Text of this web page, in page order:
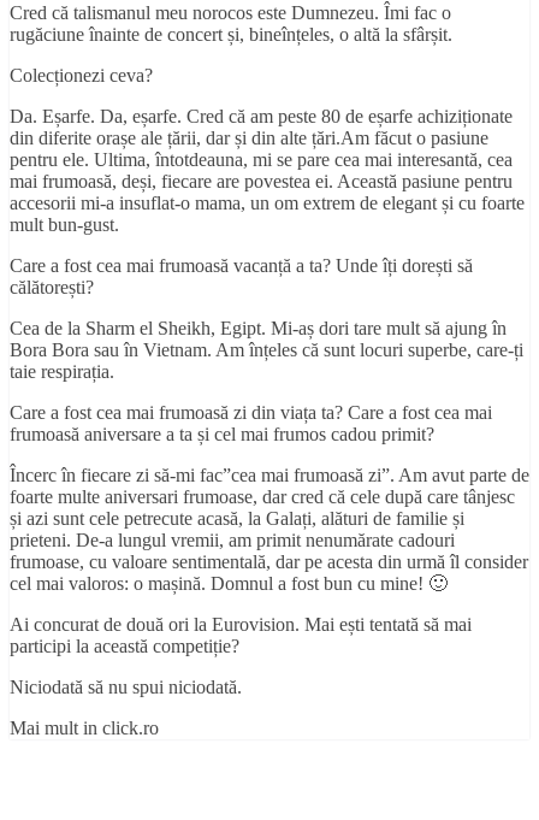
Cred că talismanul meu norocos este Dumnezeu. Îmi fac o
rugăciune înainte de concert și, bineînțeles, o altă la sfârșit.
Colecționezi ceva?
Da. Eșarfe. Da, eșarfe. Cred că am peste 80 de eșarfe achiziționate
din diferite orașe ale țării, dar și din alte țări.Am făcut o pasiune
pentru ele. Ultima, întotdeauna, mi se pare cea mai interesantă, cea
mai frumoasă, deși, fiecare are povestea ei. Această pasiune pentru
accesorii mi-a insuflat-o mama, un om extrem de elegant și cu foarte
mult bun-gust.
Care a fost cea mai frumoasă vacanță a ta? Unde îți dorești să
călătorești?
Cea de la Sharm el Sheikh, Egipt. Mi-aș dori tare mult să ajung în
Bora Bora sau în Vietnam. Am înțeles că sunt locuri superbe, care-ți
taie respirația.
Care a fost cea mai frumoasă zi din viața ta? Care a fost cea mai
frumoasă aniversare a ta și cel mai frumos cadou primit?
Încerc în fiecare zi să-mi fac”cea mai frumoasă zi”. Am avut parte de
foarte multe aniversari frumoase, dar cred că cele după care tânjesc
și azi sunt cele petrecute acasă, la Galați, alături de familie și
prieteni. De-a lungul vremii, am primit nenumărate cadouri
frumoase, cu valoare sentimentală, dar pe acesta din urmă îl consider
cel mai valoros: o mașină. Domnul a fost bun cu mine! 🙂
Ai concurat de două ori la Eurovision. Mai ești tentată să mai
participi la această competiție?
Niciodată să nu spui niciodată.
Mai mult in click.ro